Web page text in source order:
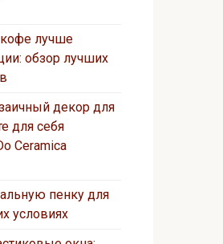
лучше
обзор лучших
декор для
для себя
Ceramica
пенку для
условиях